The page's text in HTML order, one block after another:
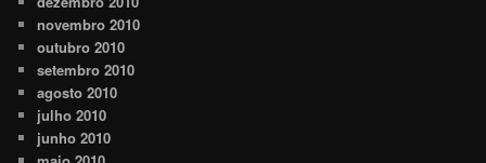
novembro 2010
outubro 2010
setembro 2010
agosto 2010
julho 2010
junho 2010